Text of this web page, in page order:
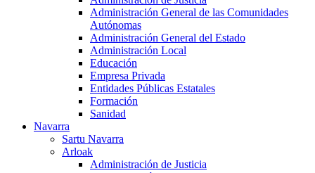
Administración General de las Comunidades
Autónomas
Administración General del Estado
Administración Local
Educación
Empresa Privada
Entidades Públicas Estatales
Formación
Sanidad
Navarra
Sartu Navarra
Arloak
Administración de Justicia